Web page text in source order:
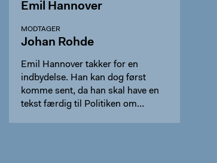
Emil Hannover
MODTAGER
Johan Rohde
Emil Hannover takker for en
indbydelse. Han kan dog først
komme sent, da han skal have en
tekst færdig til Politiken om…